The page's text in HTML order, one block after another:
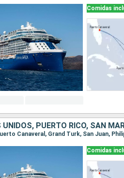
Comidas
UNIDOS, PUERTO RICO, SAN
Canaveral, Grand Turk, San Juan,
Comidas